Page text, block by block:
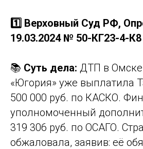
1️⃣ Верховный Суд РФ,
19.03.2024 № 50-КГ23-4-К8
📚 Суть дела: ДТП в
«Югория» уже выплатила
500 000 руб. по КАСКО.
уполномоченный
319 306 руб. по ОСАГО.
обжаловала, заявив: её